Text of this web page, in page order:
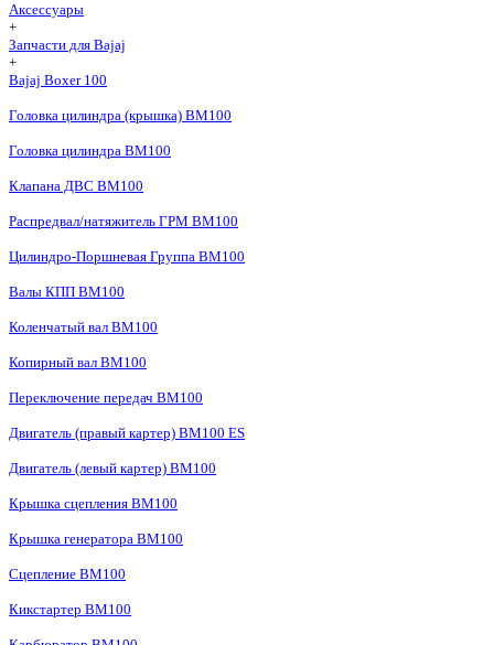
Аксессуары
+
Запчасти для Bajaj
+
Bajaj Boxer 100
Головка цилиндра (крышка) BM100
Головка цилиндра BM100
Клапана ДВС BM100
Распредвал/натяжитель ГРМ BM100
Цилиндро-Поршневая Группа BM100
Валы КПП BM100
Коленчатый вал BM100
Копирный вал BM100
Переключение передач BM100
Двигатель (правый картер) BM100 ES
Двигатель (левый картер) BM100
Крышка сцепления BM100
Крышка генератора BM100
Сцепление BM100
Кикстартер BM100